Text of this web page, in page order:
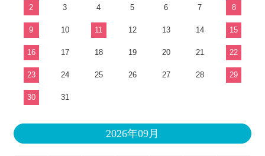
2 3 4 5 6 7 8
9 10 11 12 13 14 15
16 17 18 19 20 21 22
23 24 25 26 27 28 29
30 31
2026年09月